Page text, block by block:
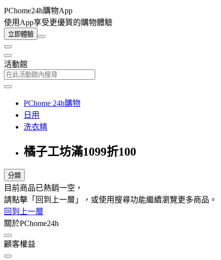
PChome24h購物App
使用App享受更優質的購物體驗
立即體驗
活動館
PChome 24h購物
日用
洗衣精
橘子工坊滿1099折100
分類
目前商品已熱銷一空，
請點擊「回到上一層」，或使用搜尋功能繼續瀏覽更多商品。
回到上一層
關於PChome24h
顧客權益